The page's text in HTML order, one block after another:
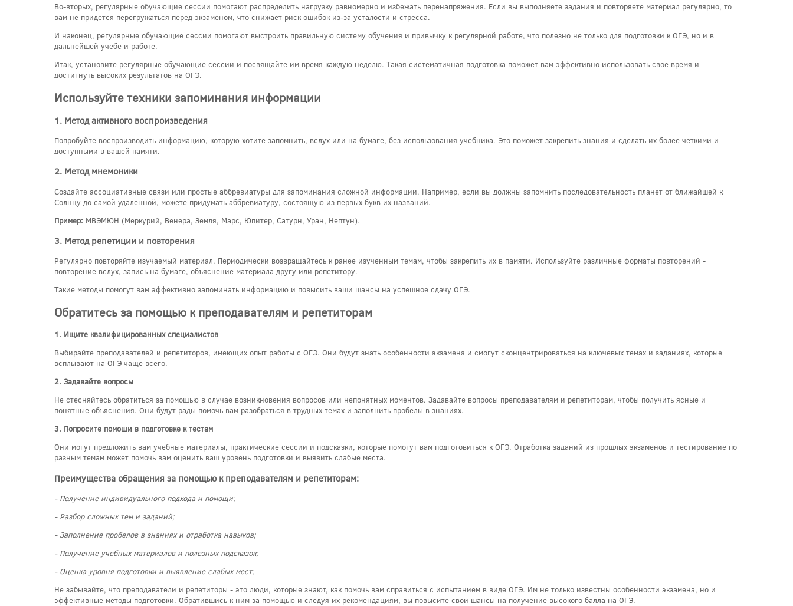
Во-вторых, регулярные обучающие сессии помогают распределить нагрузку равномерно и избежать перенапряжения. Если вы выполняете задания и повторяете материал регулярно, то
вам не придется перегружаться перед экзаменом, что снижает риск ошибок из-за усталости и стресса.
И наконец, регулярные обучающие сессии помогают выстроить правильную систему обучения и привычку к регулярной работе, что полезно не только для подготовки к ОГЭ, но и в
дальнейшей учебе и работе.
Итак, установите регулярные обучающие сессии и посвящайте им время каждую неделю. Такая систематичная подготовка поможет вам эффективно использовать свое время и
достигнуть высоких результатов на ОГЭ.
Используйте техники запоминания информации
1. Метод активного воспроизведения
Попробуйте воспроизводить информацию, которую хотите запомнить, вслух или на бумаге, без использования учебника. Это поможет закрепить знания и сделать их более четкими и
доступными в вашей памяти.
2. Метод мнемоники
Создайте ассоциативные связи или простые аббревиатуры для запоминания сложной информации. Например, если вы должны запомнить последовательность планет от ближайшей к
Солнцу до самой удаленной, можете придумать аббревиатуру, состоящую из первых букв их названий.
Пример: МВЭМЮН (Меркурий, Венера, Земля, Марс, Юпитер, Сатурн, Уран, Нептун).
3. Метод репетиции и повторения
Регулярно повторяйте изучаемый материал. Периодически возвращайтесь к ранее изученным темам, чтобы закрепить их в памяти. Используйте различные форматы повторений -
повторение вслух, запись на бумаге, объяснение материала другу или репетитору.
Такие методы помогут вам эффективно запоминать информацию и повысить ваши шансы на успешное сдачу ОГЭ.
Обратитесь за помощью к преподавателям и репетиторам
1. Ищите квалифицированных специалистов
Выбирайте преподавателей и репетиторов, имеющих опыт работы с ОГЭ. Они будут знать особенности экзамена и смогут сконцентрироваться на ключевых темах и заданиях, которые
всплывают на ОГЭ чаще всего.
2. Задавайте вопросы
Не стесняйтесь обратиться за помощью в случае возникновения вопросов или непонятных моментов. Задавайте вопросы преподавателям и репетиторам, чтобы получить ясные и
понятные объяснения. Они будут рады помочь вам разобраться в трудных темах и заполнить пробелы в знаниях.
3. Попросите помощи в подготовке к тестам
Они могут предложить вам учебные материалы, практические сессии и подсказки, которые помогут вам подготовиться к ОГЭ. Отработка заданий из прошлых экзаменов и тестирование по
разным темам может помочь вам оценить ваш уровень подготовки и выявить слабые места.
Преимущества обращения за помощью к преподавателям и репетиторам:
- Получение индивидуального подхода и помощи;
- Разбор сложных тем и заданий;
- Заполнение пробелов в знаниях и отработка навыков;
- Получение учебных материалов и полезных подсказок;
- Оценка уровня подготовки и выявление слабых мест;
Не забывайте, что преподаватели и репетиторы - это люди, которые знают, как помочь вам справиться с испытанием в виде ОГЭ. Им не только известны особенности экзамена, но и
эффективные методы подготовки. Обратившись к ним за помощью и следуя их рекомендациям, вы повысите свои шансы на получение высокого балла на ОГЭ.